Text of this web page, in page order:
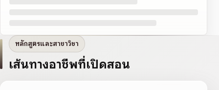
หลักสูตรและสาขาวิชา
เส้นทางอาชีพที่เปิดสอน